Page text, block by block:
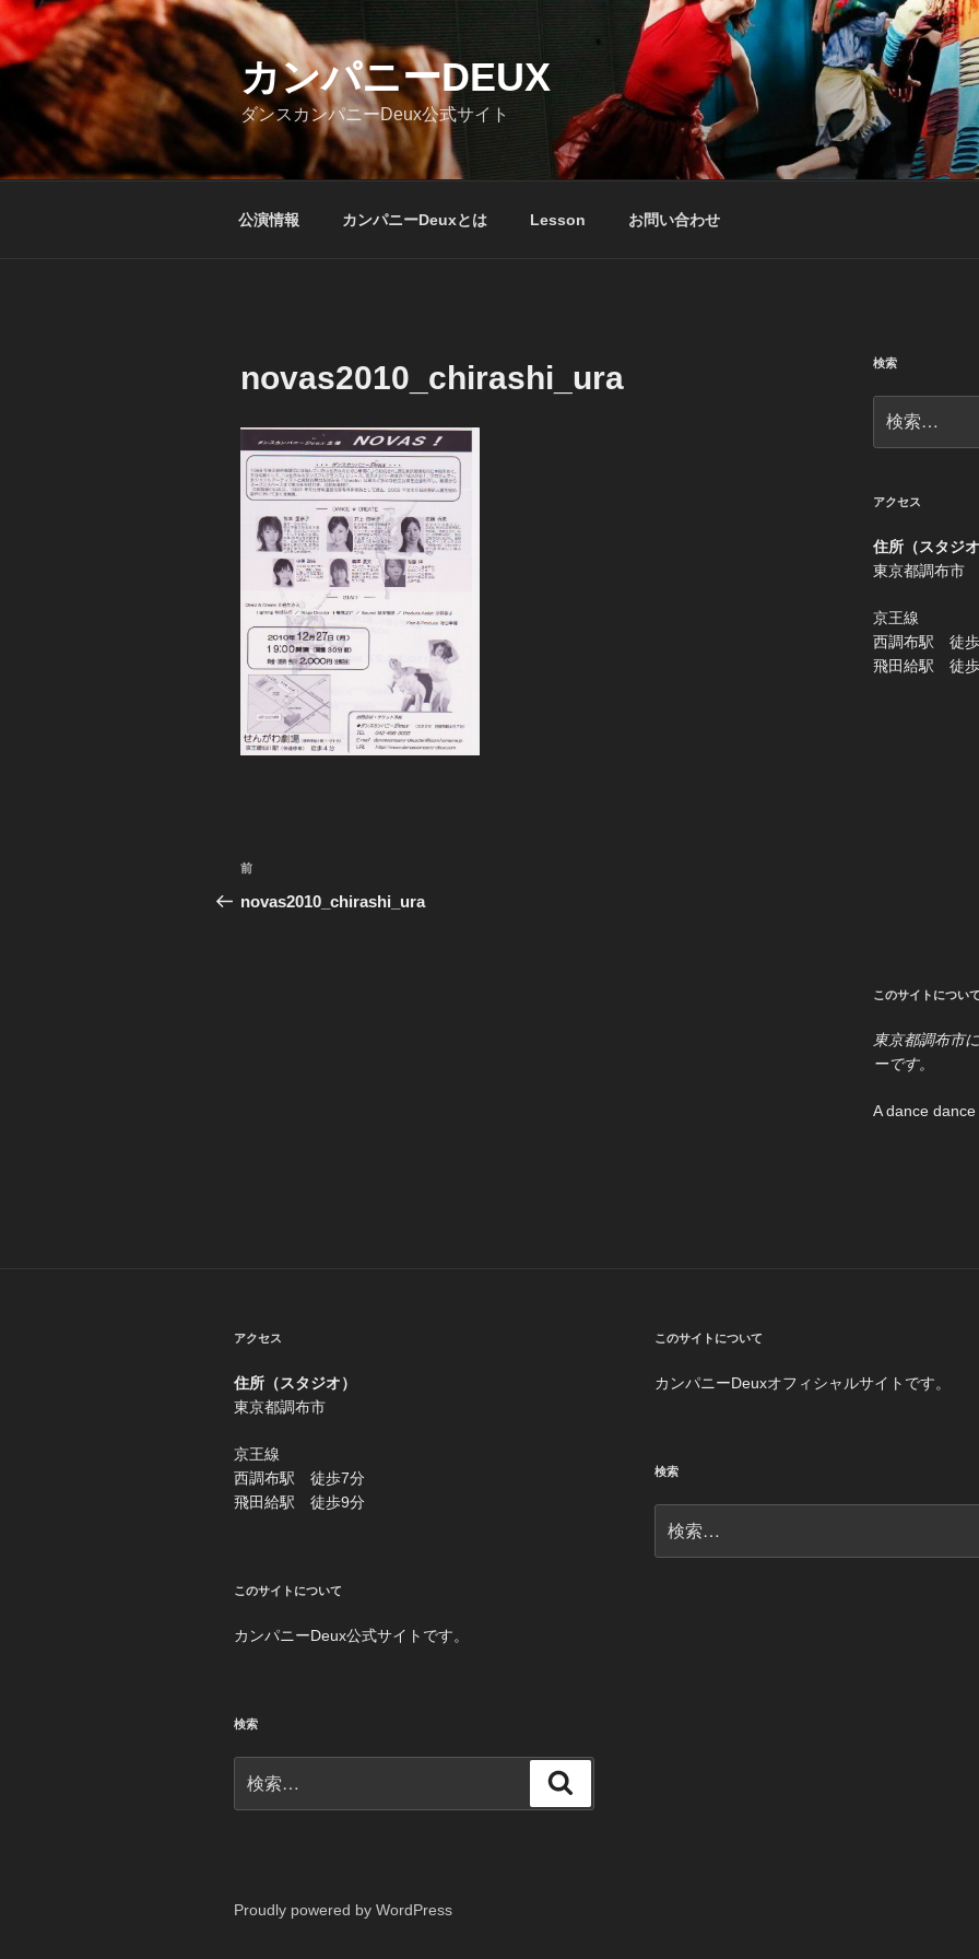
コ
ン
テ
ス
カンパニーDEUX
ダンスカンパニーDeux公式サイト
公演情報 カンパニーDeuxとは Lesson お問い合わせ
novas2010_chirashi_ura
投
稿
前
の
前
novas2010_chirashi_ura
検索
索:
アクセス
住所（スタジ
東京都調布市
京王線
西調布駅 徒
飛田給駅 徒
このサイトについ
東京都調布市
ーです。
A dance
アクセス
住所（スタジオ）
東京都調布市
京王線
西調布駅 徒歩7分
飛田給駅 徒歩9分
このサイトについて
カンパニーDeux公式サイトです。
検索
索:
索
このサイトについて
カンパニーDeuxオフィシャルサイトです。
検索
索:
Proudly powered by WordPress